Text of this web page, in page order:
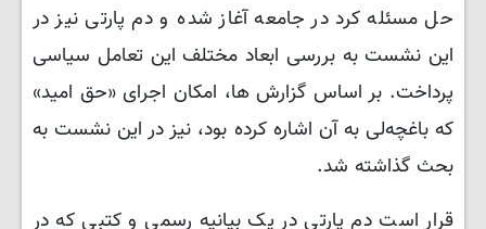
حل مسئله کرد در جامعه آغاز شده و دم پارتی نیز در
این نشست به بررسی ابعاد مختلف این تعامل سیاسی
پرداخت. بر اساس گزارش ها، امکان اجرای «حق امید»
که باغچه‌لی به آن اشاره کرده بود، نیز در این نشست به
بحث گذاشته شد.
قرار است دم پارتی در یک بیانیه‌ رسمی و کتبی که در